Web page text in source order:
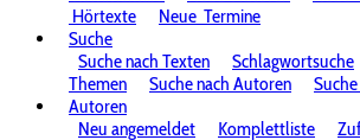
Hörtexte
Neue Termine
Suche
Suche nach Texten
Schlagwortsuche
Themen
Suche nach Autoren
Autoren
Neu angemeldet
Komplettliste